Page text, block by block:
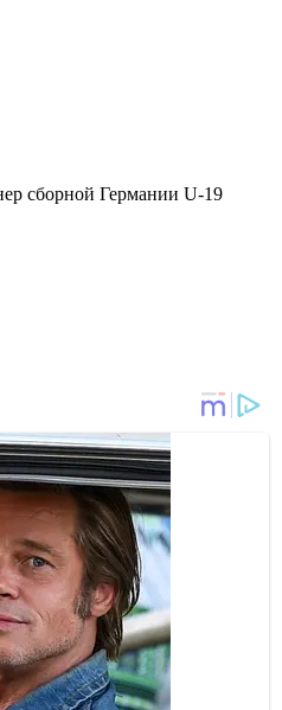
сборной Германии U-19